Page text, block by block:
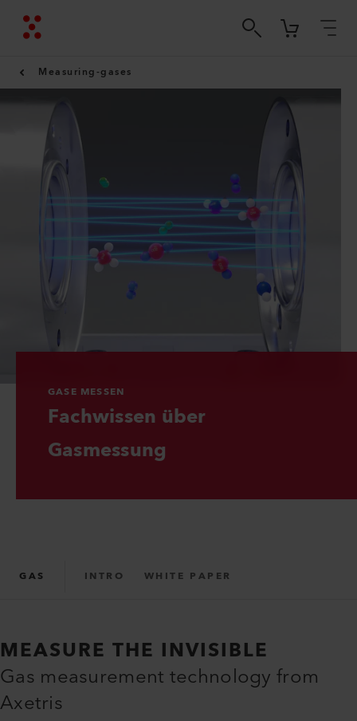
Measuring-gases
GASE MESSEN
Fachwissen über
Gasmessung
GAS INTRO WHITE PAPER
MEASURE THE INVISIBLE
Gas measurement technology from
Axetris